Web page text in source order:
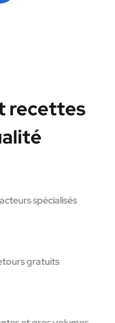
recettes
spécialisés
gratuits